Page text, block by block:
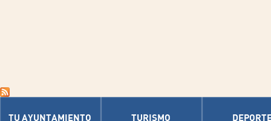
TU AYUNTAMIENTO TURISMO